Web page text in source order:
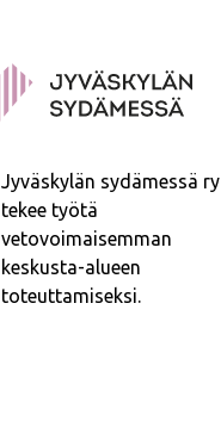
Jyväskylän sydämessä ry
tekee työtä
vetovoimaisemman
keskusta-alueen
toteuttamiseksi.